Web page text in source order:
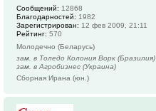
Сообщений: 12868
Благодарностей: 1982
Зарегистрирован: 12 фев 2009, 21:11
Рейтинг: 570
Молодечно (Беларусь)
зам. в Толедо Колония Ворк (Бразилия)
зам. в Агробизнес (Украина)
Сборная Ирана (юн.)